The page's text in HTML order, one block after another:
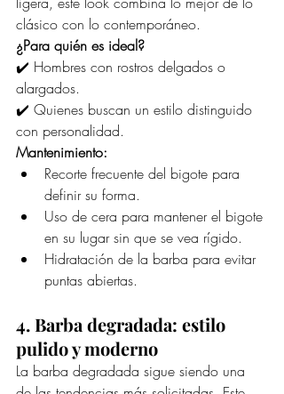
clásico con lo contemporáneo.
¿Para quién es ideal?
✔️ Hombres con rostros delgados o
alargados.
✔️ Quienes buscan un estilo distinguido
con personalidad.
Mantenimiento:
Recorte frecuente del bigote para
definir su forma.
Uso de cera para mantener el bigote
en su lugar sin que se vea rígido.
Hidratación de la barba para evitar
puntas abiertas.
4. Barba degradada: estilo
pulido y moderno
La barba degradada sigue siendo una